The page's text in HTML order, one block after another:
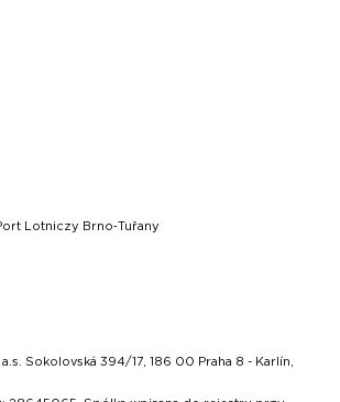
Lotniczy Brno‑Tuřany
Sokolovská 394/17, 186 00 Praha 8 - Karlín,